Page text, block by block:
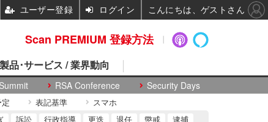
RSA Conference Security Days
品･サービス / 業界動向
表記基準 スマホ
訴訟 行政指導 更迭 退任 懲戒
逮捕
Scan PREMIUM 登録方法
ユーザー登録 ログイン こんにちは、ゲストさん